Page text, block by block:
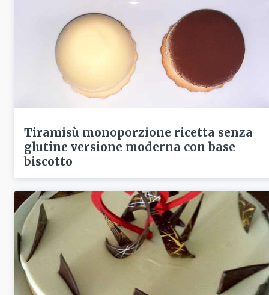
Tiramisù monoporzione ricetta senza
glutine versione moderna con base
biscotto